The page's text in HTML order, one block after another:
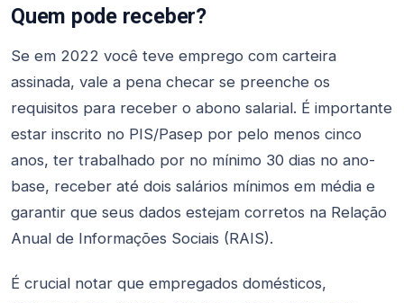
Quem pode receber?
Se em 2022 você teve emprego com carteira
assinada, vale a pena checar se preenche os
requisitos para receber o abono salarial. É importante
estar inscrito no PIS/Pasep por pelo menos cinco
anos, ter trabalhado por no mínimo 30 dias no ano-
base, receber até dois salários mínimos em média e
garantir que seus dados estejam corretos na Relação
Anual de Informações Sociais (RAIS).
É crucial notar que empregados domésticos,